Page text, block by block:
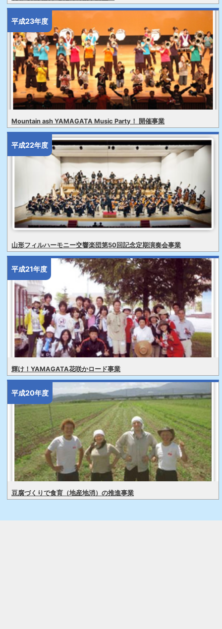
平成23年度
Mountain ash YAMAGATA Music Party！ 開催事業
平成22年度
山形フィルハーモニー交響楽団第50回記念定期演奏会事業
平成21年度
輝け！YAMAGATA花咲かロード事業
平成20年度
豆腐づくりで食育（地産地消）の推進事業